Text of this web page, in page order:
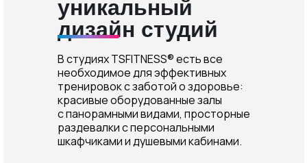
уникальный
дизайн студий
В студиях TSFITNESS® есть все
необходимое для эффективных
тренировок с заботой о здоровье:
красивые оборудованные залы
с панорамными видами, просторные
раздевалки с персональными
шкафчиками и душевыми кабинами.